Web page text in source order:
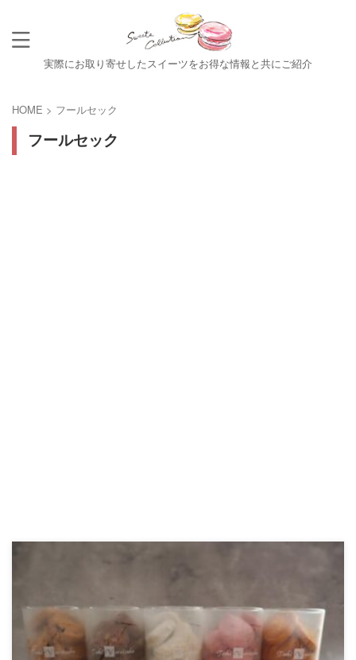
実際にお取り寄せしたスイーツをお得な情報と共にご紹介
HOME > フールセック
フールセック